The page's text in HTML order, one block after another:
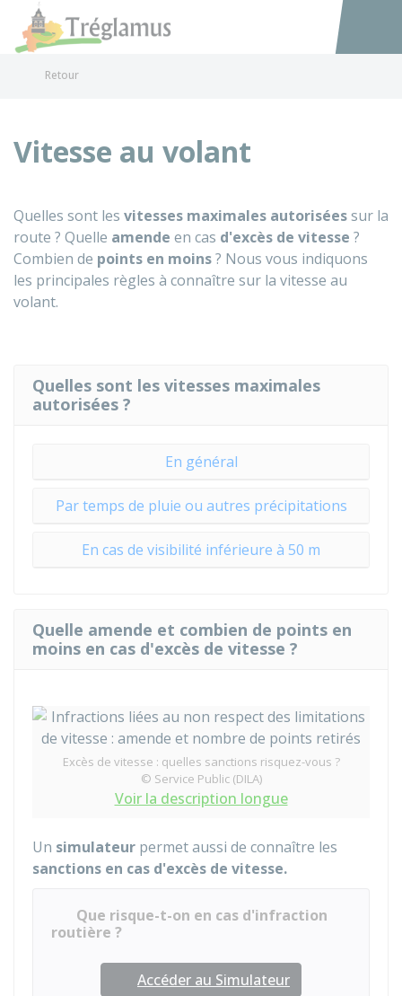
Accéder
Retour
Vitesse au volant
Quelles sont les vitesses maximales autoriséessur la
route ? Quelle amende en cas d'excès de vitesse ?
Combien de points en moins? Nous vous indiquons
les principales règles à connaître sur la vitesse au
volant.
Quelles sont les vitesses maximales
autorisées ?
En général
Par temps de pluie ou autres précipitations
En cas de visibilité inférieure à 50 m
Quelle amende et combien de points en
moins en cas d'excès de vitesse ?
Excès de vitesse : quelles sanctions risquez-vous ?
© Service Public (DILA)
Voir la description longue
Un simulateur permet aussi de connaître les
sanctions en cas d'excès de vitesse.
Que risque-t-on en cas d'infraction
routière ?
Accéder au Simulateur